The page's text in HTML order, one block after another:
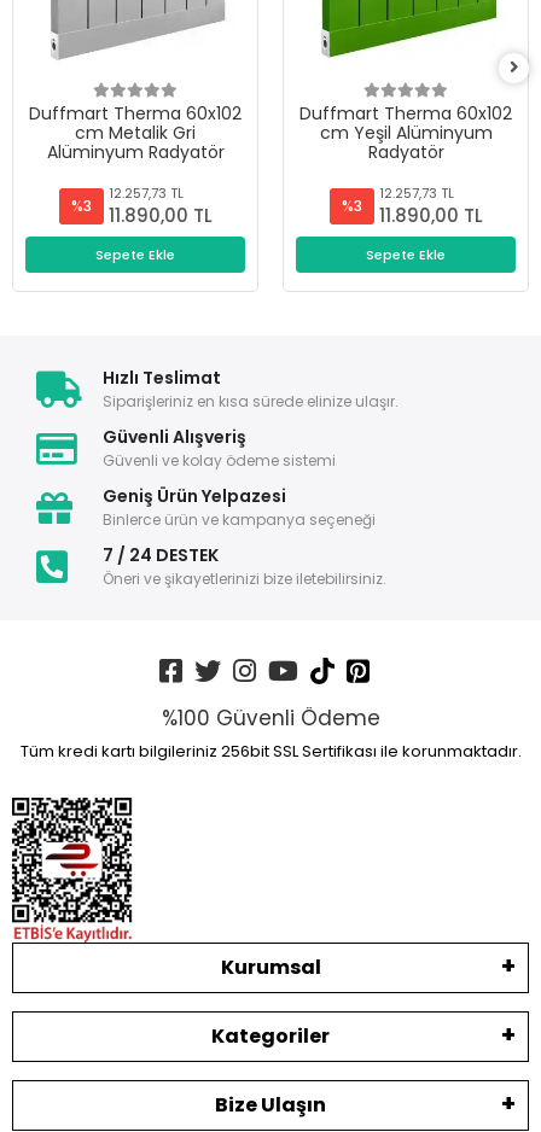
Duffmart Therma 60x102
cm Metalik Gri
Alüminyum Radyatör
%3
12.257,73 TL
11.890,00 TL
Sepete Ekle
Duffmart Therma 60x102
cm Yeşil Alüminyum
Radyatör
%3
12.257,73 TL
11.890,00 TL
Sepete Ekle
Hızlı Teslimat
Siparişleriniz en kısa sürede elinize ulaşır.
Güvenli Alışveriş
Güvenli ve kolay ödeme sistemi
Geniş Ürün Yelpazesi
Binlerce ürün ve kampanya seçeneği
7 / 24 DESTEK
Öneri ve şikayetlerinizi bize iletebilirsiniz.
%100 Güvenli Ödeme
Tüm kredi kartı bilgileriniz 256bit SSL Sertifikası ile korunmaktadır.
Kurumsal
Kategoriler
Bize Ulaşın